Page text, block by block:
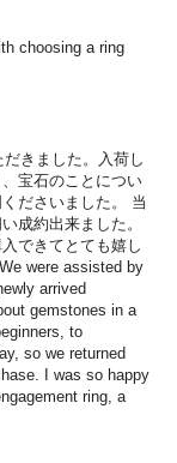
choosing a ring
きました。入荷し
宝石のことについ
ださいました。 当
成約出来ました。
できてとても嬉し
were assisted by
arrived
gemstones in a
to
so we returned
I was so happy
ring, a